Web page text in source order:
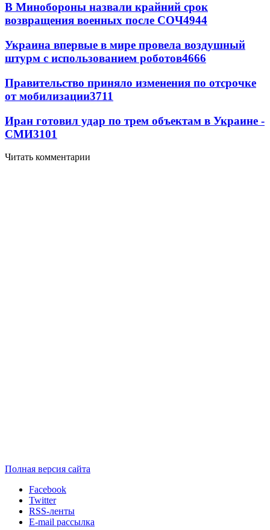
В Минобороны назвали крайний срок
возвращения военных после СОЧ4944
Украина впервые в мире провела воздушный
штурм с использованием роботов4666
Правительство приняло изменения по отсрочке
от мобилизации3711
Иран готовил удар по трем объектам в Украине -
СМИ3101
Читать комментарии
Полная версия сайта
Facebook
Twitter
RSS-ленты
E-mail рассылка